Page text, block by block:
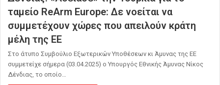
ταμείο ReArm Europe: Δε νοείται να
συμμετέχουν χώρες που απειλούν κράτη
μέλη της ΕΕ
Στο άτυπο Συμβούλιο Εξωτερικών Υποθέσεων κι Άμυνας της ΕΕ
συμμετείχε σήμερα (03.04.2025) ο Υπουργός Εθνικής Άμυνας Νίκος
Δένδιας, το οποίο…